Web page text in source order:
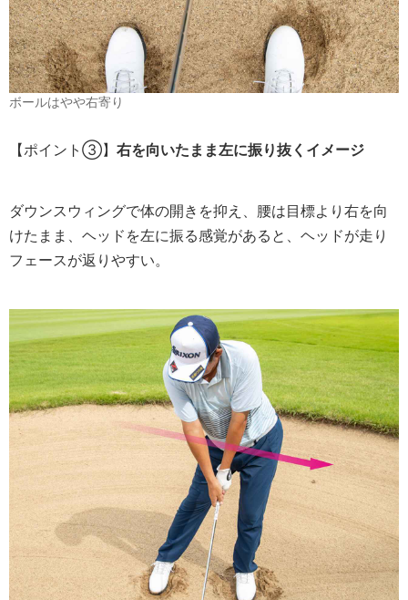
ボールはやや右寄り
【ポイント③】 右を向いたまま左に振り抜くイメージ
ダウンスウィングで体の開きを抑え、腰は目標より右を向
けたまま、ヘッドを左に振る感覚があると、ヘッドが走り
フェースが返りやすい。